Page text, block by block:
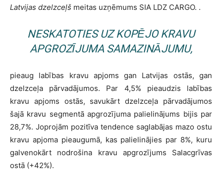
Latvijas dzelzceļš meitas uzņēmums SIA LDZ CARGO. .
NESKATOTIES UZ KOPĒJO KRAVU
APGROZĪJUMA SAMAZINĀJUMU,
pieaug labības kravu apjoms gan Latvijas ostās, gan
dzelzceļa pārvadājumos. Par 4,5% pieaudzis labības
kravu apjoms ostās, savukārt dzelzceļa pārvadājumos
šajā kravu segmentā apgrozījuma palielinājums bijis par
28,7%. Joprojām pozitīva tendence saglabājas mazo ostu
kravu apjoma pieaugumā, kas palielinājies par 8%, kuru
galvenokārt nodrošina kravu apgrozījums Salacgrīvas
ostā (+42%).